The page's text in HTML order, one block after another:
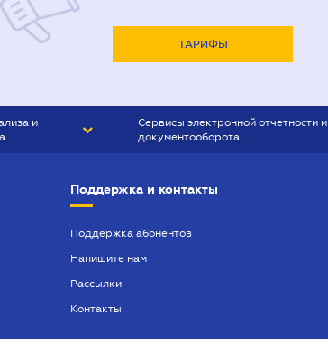
ТАРИФЫ
и
Сервисы электронной отчетности и
документооборота
Поддержка и контакты
Поддержка абонентов
Напишите нам
Рассылки
Контакты